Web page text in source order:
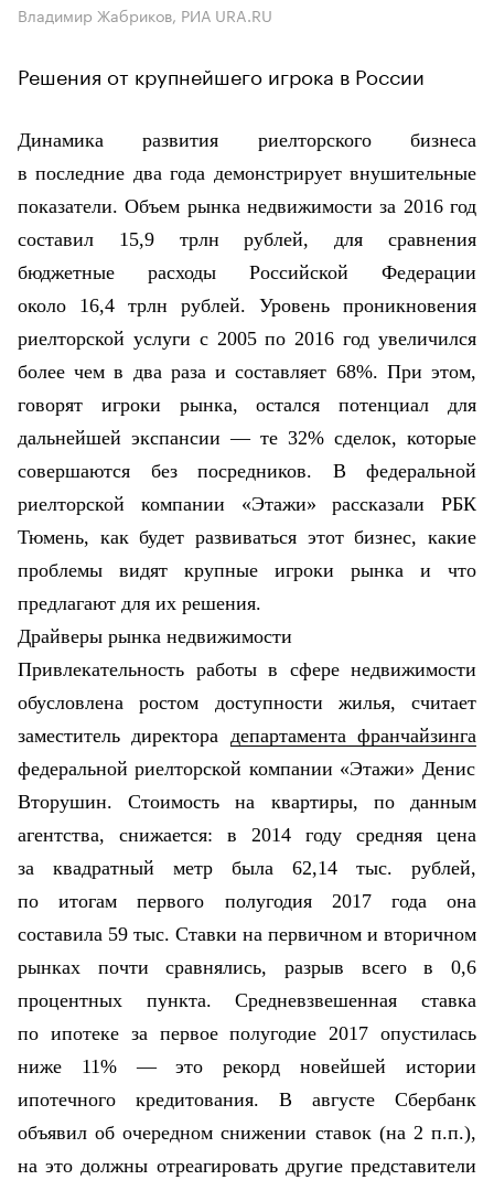
Владимир Жабриков, РИА URA.RU
Решения от крупнейшего игрока в России
Динамика развития риелторского бизнеса
в последние два года демонстрирует внушительные
показатели. Объем рынка недвижимости за 2016 год
составил 15,9 трлн рублей, для сравнения
бюджетные расходы Российской Федерации
около 16,4 трлн рублей. Уровень проникновения
риелторской услуги с 2005 по 2016 год увеличился
более чем в два раза и составляет 68%. При этом,
говорят игроки рынка, остался потенциал для
дальнейшей экспансии — те 32% сделок, которые
совершаются без посредников. В федеральной
риелторской компании «Этажи» рассказали РБК
Тюмень, как будет развиваться этот бизнес, какие
проблемы видят крупные игроки рынка и что
предлагают для их решения.
Драйверы рынка недвижимости
Привлекательность работы в сфере недвижимости
обусловлена ростом доступности жилья, считает
заместитель директора департамента франчайзинга
федеральной риелторской компании «Этажи» Денис
Вторушин. Стоимость на квартиры, по данным
агентства, снижается: в 2014 году средняя цена
за квадратный метр была 62,14 тыс. рублей,
по итогам первого полугодия 2017 года она
составила 59 тыс. Ставки на первичном и вторичном
рынках почти сравнялись, разрыв всего в 0,6
процентных пункта. Средневзвешенная ставка
по ипотеке за первое полугодие 2017 опустилась
ниже 11% — это рекорд новейшей истории
ипотечного кредитования. В августе Сбербанк
объявил об очередном снижении ставок (на 2 п.п.),
на это должны отреагировать другие представители